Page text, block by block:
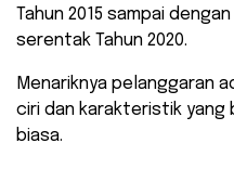
Tahun 2015 sampai
serentak Tahun 2020.
Menariknya pelanggaran
ciri dan karakteristik yang
biasa.